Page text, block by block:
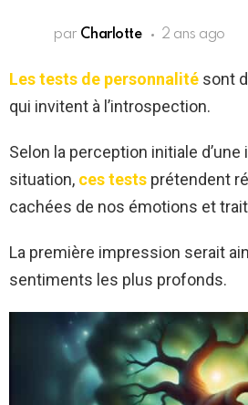
par Charlotte 2 ans ago
Les tests de personnalité sont
qui invitent à l’introspection.
Selon la perception initiale d’une
situation, ces tests prétendent
cachées de nos émotions et
La première impression serait
sentiments les plus profonds.